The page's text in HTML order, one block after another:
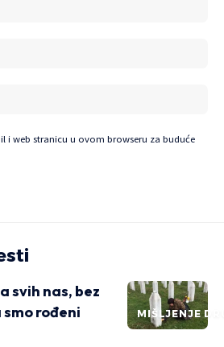
i web stranicu u ovom browseru za buduće
MIŠLJENJE
svih nas, bez
rođeni